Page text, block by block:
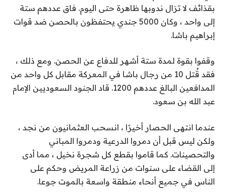
بقذائف لا تزال ندوبها ظاهرة حتى اليوم. فاق عددهم ستة
إلى واحد ، وكان 5000 جندي يحتفظون بالحصن ضد قوات
إبراهيم باشا.
وقفوا بقوة لمدة ستة أشهر للدفاع عن الحصن. ومع ذلك ،
فقد قُتل 10 من رجال باشا في المعركة مقابل كل واحد من
المدافعين البالغ عددهم 1200. قاد الجنود السعوديين الإمام
عبد الله بن سعود.
عندما انتهى الحصار أخيرًا ، انسحب العثمانيون من نجد ،
ولكن ليس قبل أن دمروا الدرعية ودمروا المباني
والتحصينات. كما قاموا بقطع كل شجرة نخيل ، مما أدى
إلى القضاء على سنوات من زراعة المريض وحكم على
الناس في جميع أنحاء منطقة واسعة بالموت جوعا.